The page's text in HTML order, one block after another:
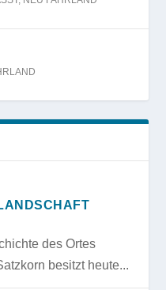
des Ortes
besitzt heute...